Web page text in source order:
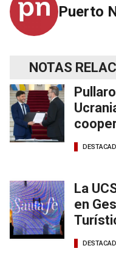
Puerto
NOTAS
La
en